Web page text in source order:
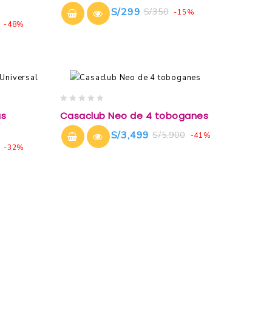
-48%
of
5
S/350
S/299 -15%
-32%
out
of
5
Casaclub Neo de 4 toboganes
S/5,900
S/3,499 -41%